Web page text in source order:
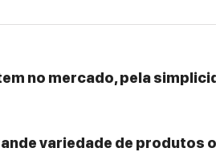
no mercado, pela
variedade de produtos